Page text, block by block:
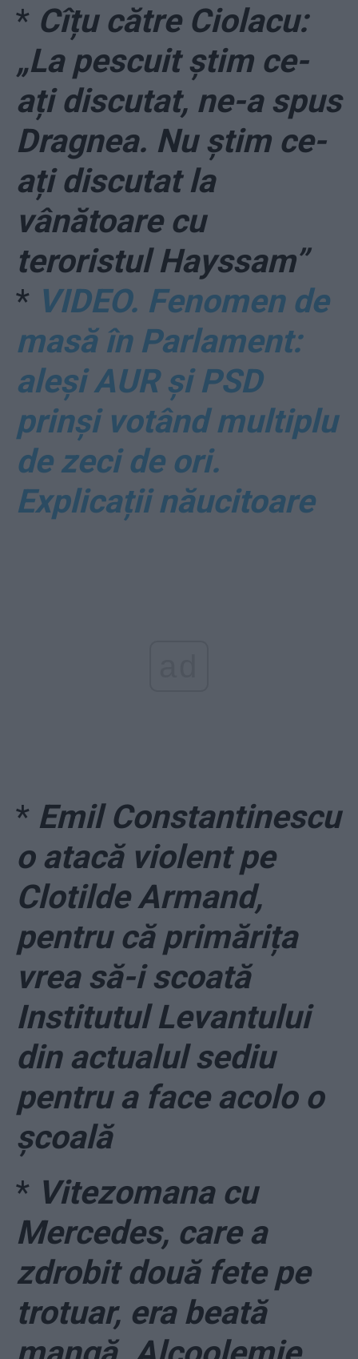
* Cîțu către Ciolacu:
„La pescuit știm ce-
ați discutat, ne-a spus
Dragnea. Nu știm ce-
ați discutat la
vânătoare cu
teroristul Hayssam”
* VIDEO. Fenomen de
masă în Parlament:
aleși AUR și PSD
prinși votând multiplu
de zeci de ori.
Explicații năucitoare
* Emil Constantinescu
o atacă violent pe
Clotilde Armand,
pentru că primărița
vrea să-i scoată
Institutul Levantului
din actualul sediu
pentru a face acolo o
școală
* Vitezomana cu
Mercedes, care a
zdrobit două fete pe
trotuar, era beată